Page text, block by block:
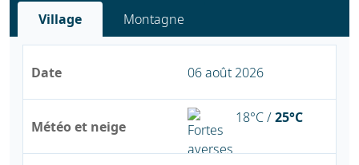
Village Montagne
Date
Météo et neige
06 août 2026
18°C /25°C